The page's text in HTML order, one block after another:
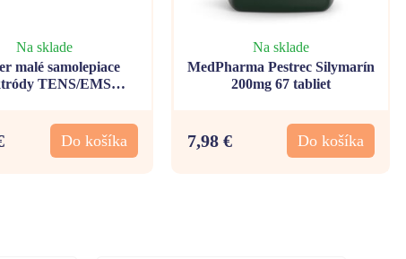
Na sklade
malé samolepiace
TENS/EMS
Do košíka
Na sklade
MedPharma Pestrec Silymarín
200mg 67 tabliet
7,98 € Do košíka